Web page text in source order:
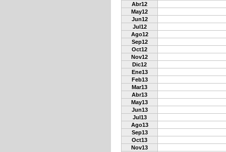
Abr12
May12
Jun12
Jul12
Ago12
Sep12
Oct12
Nov12
Dic12
Ene13
Feb13
Mar13
Abr13
May13
Jun13
Jul13
Ago13
Sep13
Oct13
Nov13